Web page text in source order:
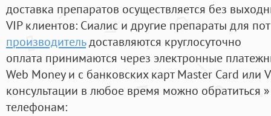
доставка препаратов осуществляется без
VIP клиентов: Сиалис и другие препараты для
производительдоставляются круглосуточно
оплата принимаются через электронные
Web Money и с банковских карт Master Card или
консультации в любое время можно обратиться
телефонам: